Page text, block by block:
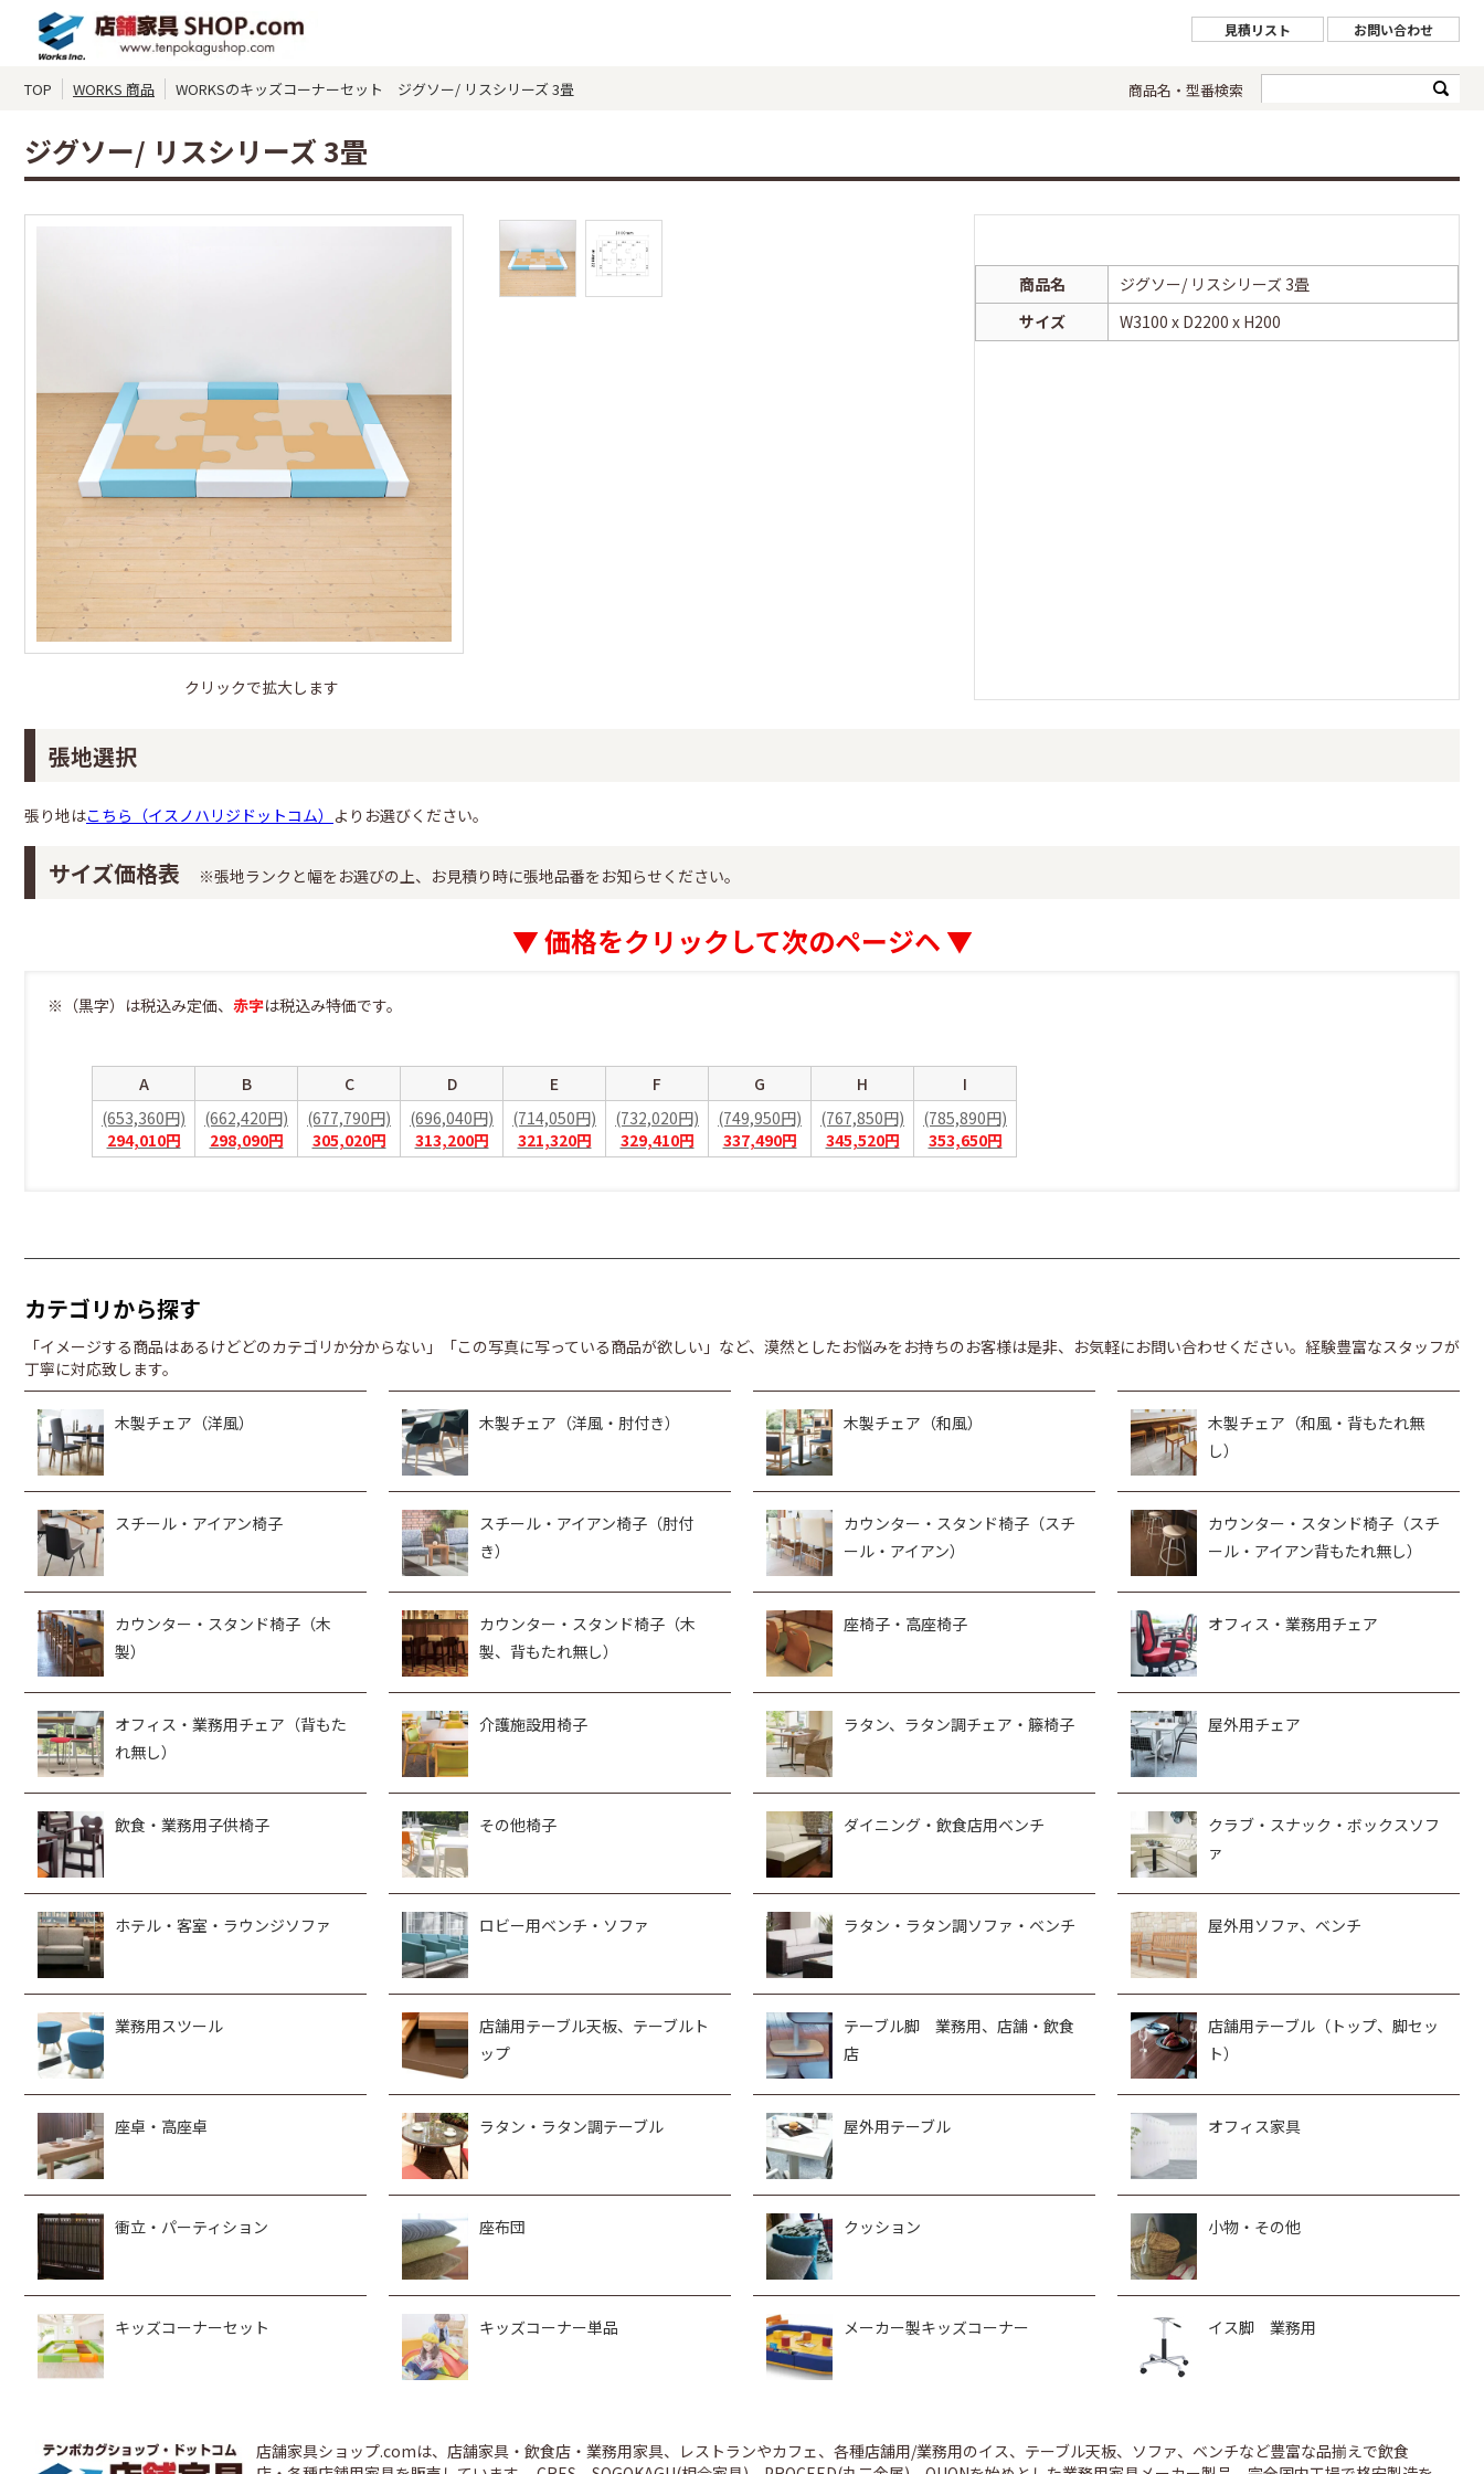
見積リスト お問い合わせ
TOP WORKS 商品 WORKSのキッズコーナーセット ジグソー/ リスシリーズ 3畳 商品名・型番検索
ジグソー/ リスシリーズ 3畳
クリックで拡大します
商品名
ジグソー/ リスシリーズ 3畳
サイズ
W3100 x D2200 x H200
張地選択
張り地はこちら（イスノハリジドットコム） よりお選びください。
サイズ価格表 ※張地ランクと幅をお選びの上、お見積り時に張地品番をお知らせください。
▼ 価格をクリックして次のページヘ ▼
※（黒字）は税込み定価、 赤字は税込み特価です。
A B C D E F G H
I
(653,360円)
294,010円
(662,420円)
298,090円
(677,790円)
305,020円
(696,040円)
313,200円
(714,050円)
321,320円
(732,020円)
329,410円
(749,950円)
337,490円
(767,850円)
345,520円
(785,890円)
353,650円
カテゴリから探す
「イメージする商品はあるけどどのカテゴリか分からない」「この写真に写っている商品が欲しい」など、漠然としたお悩みをお持ちのお客様は是非、お気軽にお問い合わせください。経験豊富なスタッフが
丁寧に対応致します。
木製チェア（洋風） 木製チェア（洋風・肘付き） 木製チェア（和風）
木製チェア（和風・背もたれ無
し）
スチール・アイアン椅子
スチール・アイアン椅子（肘付
き）
カウンター・スタンド椅子（スチ
ール・アイアン）
カウンター・スタンド椅子（スチ
ール・アイアン背もたれ無し）
カウンター・スタンド椅子（木
製）
カウンター・スタンド椅子（木
製、背もたれ無し）
座椅子・高座椅子 オフィス・業務用チェア
オフィス・業務用チェア（背もた
れ無し）
介護施設用椅子 ラタン、ラタン調チェア・籐椅子 屋外用チェア
飲食・業務用子供椅子 その他椅子 ダイニング・飲食店用ベンチ
クラブ・スナック・ボックスソフ
ァ
ホテル・客室・ラウンジソファ ロビー用ベンチ・ソファ ラタン・ラタン調ソファ・ベンチ 屋外用ソファ、ベンチ
業務用スツール
店舗用テーブル天板、テーブルト
ップ
テーブル脚 業務用、店舗・飲食
店
店舗用テーブル（トップ、脚セッ
ト）
座卓・高座卓 ラタン・ラタン調テーブル 屋外用テーブル オフィス家具
衝立・パーティション 座布団 クッション 小物・その他
キッズコーナーセット キッズコーナー単品 メーカー製キッズコーナー イス脚 業務用
店舗家具ショップ.comは、店舗家具・飲食店・業務用家具、レストランやカフェ、各種店舗用/業務用のイス、テーブル天板、ソファ、ベンチなど豊富な品揃えで飲食